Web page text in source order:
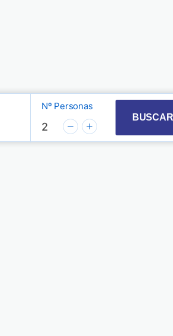
interact with the calendar and
arrow key to interact with the
Nº Personas
2
BUSCAR